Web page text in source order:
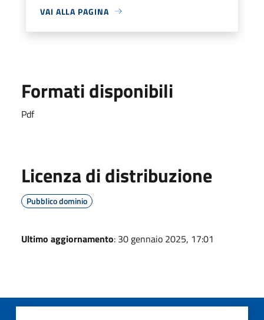
VAI ALLA PAGINA
Formati disponibili
Pdf
Licenza di distribuzione
Pubblico dominio
Ultimo aggiornamento: 30 gennaio 2025, 17:01